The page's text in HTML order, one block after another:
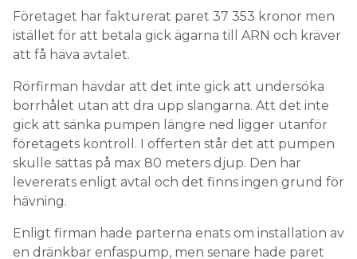
Företaget har fakturerat paret 37 353 kronor men
istället för att betala gick ägarna till ARN och kräver
att få häva avtalet.
Rörfirman hävdar att det inte gick att undersöka
borrhålet utan att dra upp slangarna. Att det inte
gick att sänka pumpen längre ned ligger utanför
företagets kontroll. I offerten står det att pumpen
skulle sättas på max 80 meters djup. Den har
levererats enligt avtal och det finns ingen grund för
hävning.
Enligt firman hade parterna enats om installation av
en dränkbar enfaspump, men senare hade paret